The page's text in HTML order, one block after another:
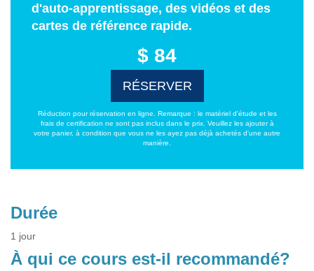
d'auto-apprentissage, des vidéos et des
cartes de référence rapide.
$ 84
RÉSERVER
Réduction pour réservation en ligne. Remarque : le matériel d'étude et les
frais de certification ne sont pas inclus dans le prix. Veuillez les ajouter à
votre panier, à condition que vous ne les ayez pas déjà achetés d'une autre
manière.
Durée
1 jour
À qui ce cours est-il recommandé?